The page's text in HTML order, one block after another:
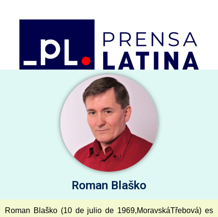
Firmas selectas
Artículos de Opinión, comentarios y análisis
jueves 6 de agosto de 2026
Roman Blaško
Roman Blaško (10 de julio de 1969,MoravskáTřebová) es